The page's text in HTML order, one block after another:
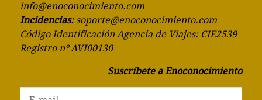
info@enoconocimiento.com
Incidencias: soporte@enoconocimiento.com
Código Identificación Agencia de Viajes: CIE2539
Registro nº AVI00130
Suscríbete a Enoconocimiento